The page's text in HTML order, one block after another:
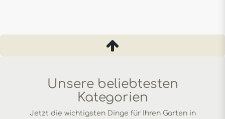
Unsere beliebtesten
Kategorien
Jetzt die wichtigsten Dinge für Ihren Garten in